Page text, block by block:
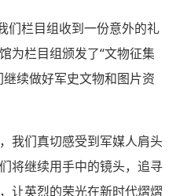
们栏目组收到一份意外的礼
栏目组颁发了“文物征集
续做好军史文物和图片资
我们真切感受到军媒人肩头
将继续用手中的镜头，追寻
让英烈的荣光在新时代熠熠